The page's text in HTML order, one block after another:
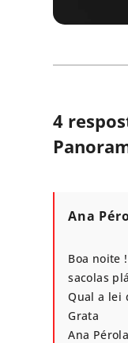
4
Ana
Boa noite
sacolas
Qual a lei
Grata
Ana Pérola